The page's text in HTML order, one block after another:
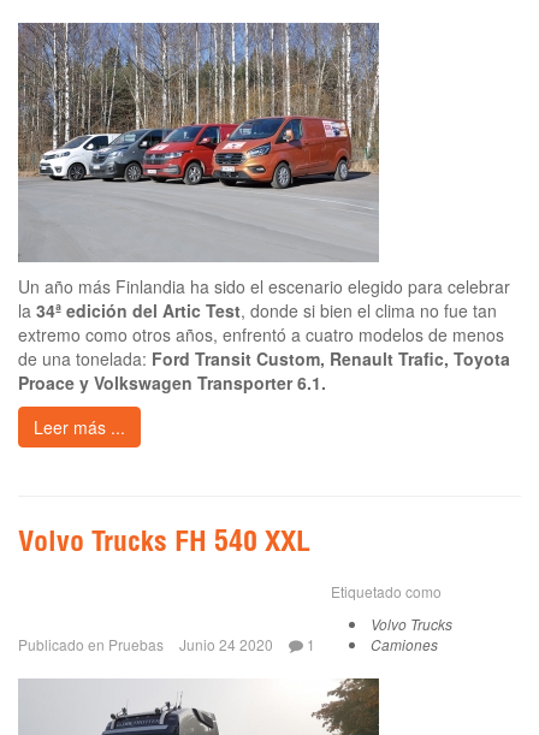
Un año más Finlandia ha sido el escenario elegido para celebrar
la 34ª edición del Artic Test, donde si bien el clima no fue tan
extremo como otros años, enfrentó a cuatro modelos de menos
de una tonelada: Ford Transit Custom, Renault Trafic, Toyota
Proace y Volkswagen Transporter 6.1.
Leer más ...
Volvo Trucks FH 540 XXL
Publicado en Pruebas Junio 24 2020 1
Etiquetado como
Volvo Trucks
Camiones